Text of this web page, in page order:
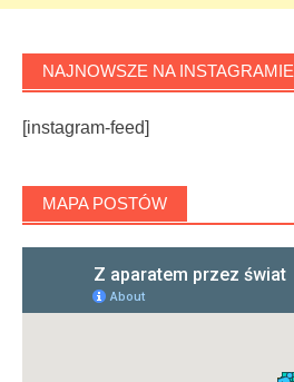
NAJNOWSZE NA INSTAGRAMIE
[instagram-feed]
MAPA POSTÓW